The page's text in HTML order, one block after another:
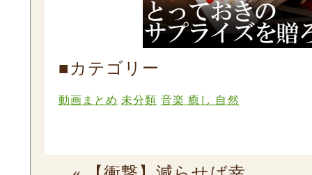
■カテゴリー
動画まとめ 未分類 音楽 癒し 自然